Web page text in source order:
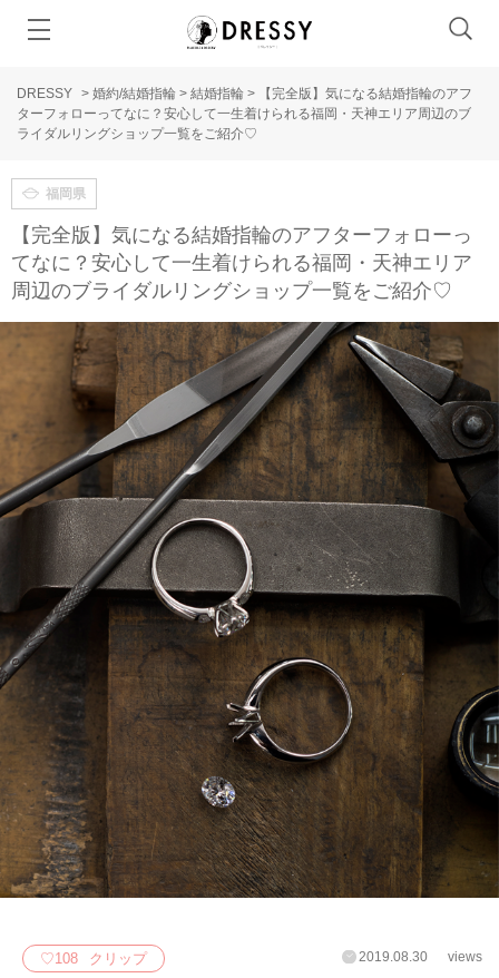
DRESSY > 婚約/結婚指輪 > 結婚指輪 >
【完全版】気になる結婚指輪のアフ
ターフォローってなに？安心して一生着けられる福岡・天神エリア周辺のブ
ライダルリングショップ一覧をご紹介♡
福岡県
【完全版】気になる結婚指輪のアフターフォローっ
てなに？安心して一生着けられる福岡・天神エリア
周辺のブライダルリングショップ一覧をご紹介♡
♡108 クリップ 2019.08.30 views